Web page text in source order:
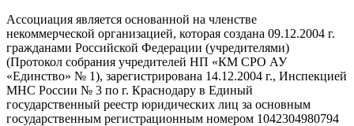
Ассоциация является основанной на членстве
некоммерческой организацией, которая создана 09.12.2004 г.
гражданами Российской Федерации (учредителями)
(Протокол собрания учредителей НП «КМ СРО АУ
«Единство» № 1), зарегистрирована 14.12.2004 г., Инспекцией
МНС России № 3 по г. Краснодару в Единый
государственный реестр юридических лиц за основным
государственным регистрационным номером 1042304980794